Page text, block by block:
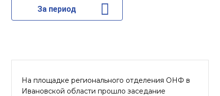
За период
На площадке регионального отделения ОНФ в
Ивановской области прошло заседание